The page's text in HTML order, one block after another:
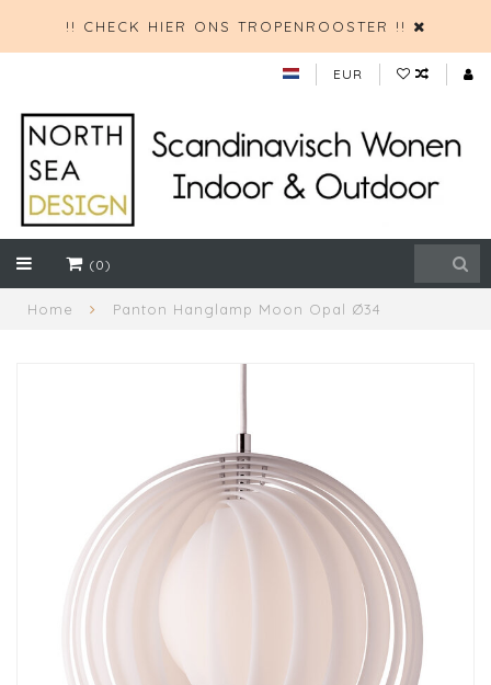
!! CHECK HIER ONS TROPENROOSTER !!
EUR
(0)
Home Panton Hanglamp Moon Opal Ø34